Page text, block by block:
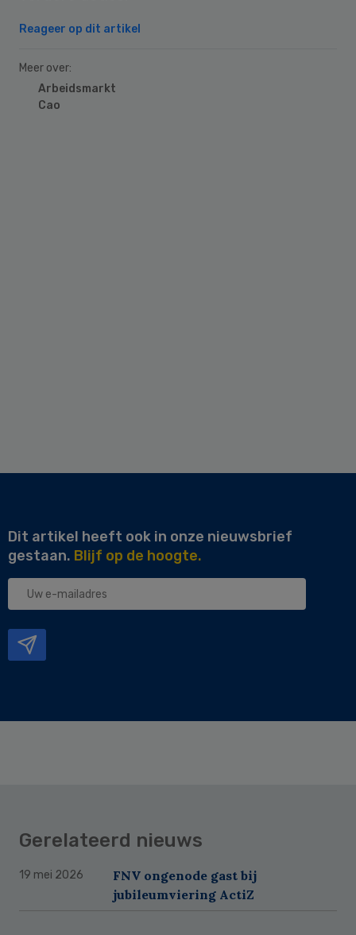
Reageer op dit artikel
Meer over:
Arbeidsmarkt
Cao
Dit artikel heeft ook in onze nieuwsbrief
gestaan. Blijf op de hoogte.
Uw
Gerelateerd nieuws
19 mei 2026
FNV ongenode gast bij
jubileumviering ActiZ